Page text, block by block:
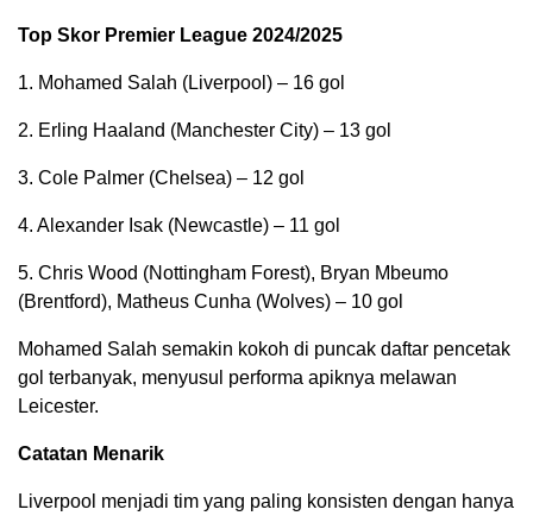
Top Skor Premier League 2024/2025
1. Mohamed Salah (Liverpool) – 16 gol
2. Erling Haaland (Manchester City) – 13 gol
3. Cole Palmer (Chelsea) – 12 gol
4. Alexander Isak (Newcastle) – 11 gol
5. Chris Wood (Nottingham Forest), Bryan Mbeumo
(Brentford), Matheus Cunha (Wolves) – 10 gol
Mohamed Salah semakin kokoh di puncak daftar pencetak
gol terbanyak, menyusul performa apiknya melawan
Leicester.
Catatan Menarik
Liverpool menjadi tim yang paling konsisten dengan hanya